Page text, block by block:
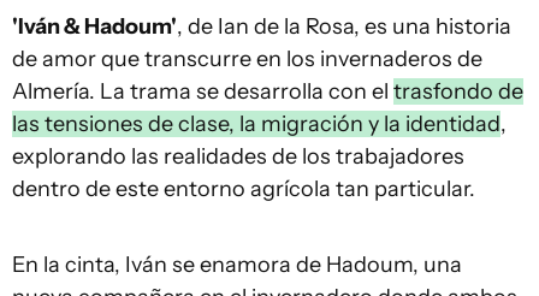
'Iván & Hadoum', de Ian de la Rosa, es una historia
de amor que transcurre en los invernaderos de
Almería. La trama se desarrolla con el trasfondo de
las tensiones de clase, la migración y la identidad,
explorando las realidades de los trabajadores
dentro de este entorno agrícola tan particular.
En la cinta, Iván se enamora de Hadoum, una